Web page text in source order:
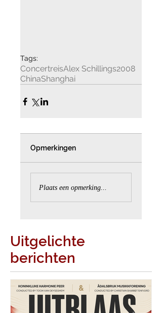
Tags:
ConcertreisAlex Schillings2008
ChinaShanghai
Opmerkingen
Plaats een opmerking...
Uitgelichte
berichten